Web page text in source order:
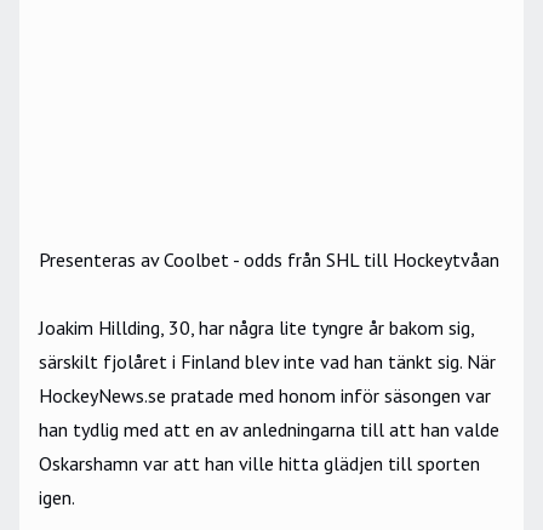
Presenteras av Coolbet - odds från SHL till Hockeytvåan
Joakim Hillding, 30, har några lite tyngre år bakom sig,
särskilt fjolåret i Finland blev inte vad han tänkt sig. När
HockeyNews.se pratade med honom inför säsongen var
han tydlig med att en av anledningarna till att han valde
Oskarshamn var att han ville hitta glädjen till sporten
igen.